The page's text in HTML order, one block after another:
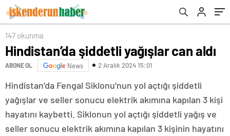
147 okunma
Hindistan’da şiddetli yağışlar can aldı
ABONE OL News 2 Aralık 2024 15:01
Hindistan’da Fengal Siklonu’nun yol açtığı şiddetli
yağışlar ve seller sonucu elektrik akımına kapılan 3 kişi
hayatını kaybetti. Siklonun yol açtığı şiddetli yağış ve
seller sonucu elektrik akımına kapılan 3 kişinin hayatını